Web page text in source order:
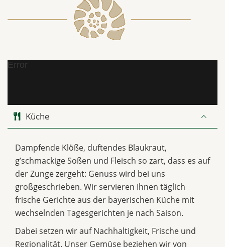
Error
Küche
Dampfende Klöße, duftendes Blaukraut,
g’schmackige Soßen und Fleisch so zart, dass es auf
der Zunge zergeht: Genuss wird bei uns
großgeschrieben. Wir servieren Ihnen täglich
frische Gerichte aus der bayerischen Küche mit
wechselnden Tagesgerichten je nach Saison.
Dabei setzen wir auf Nachhaltigkeit, Frische und
Regionalität. Unser Gemüse beziehen wir von